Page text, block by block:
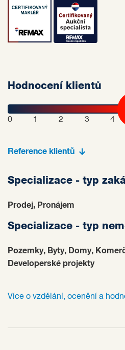
Hodnocení klientů
0 1 2 3 4
Reference klientů
Specializace - typ
Prodej, Pronájem
Specializace - typ
Pozemky, Byty, Domy,
Developerské projekty
Více o vzdělání, ocenění a